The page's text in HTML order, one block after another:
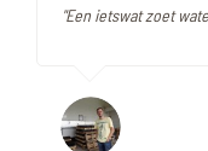
"Een ietswat zoet